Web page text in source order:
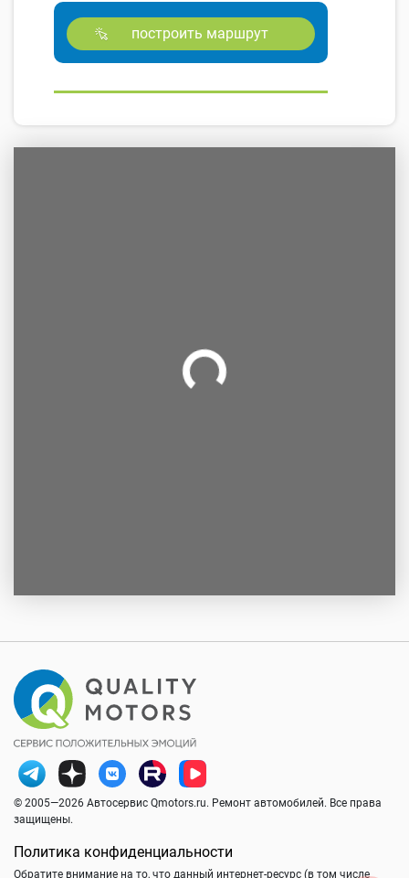
построить маршрут
© 2005—2026 Автосервис Qmotors.ru. Ремонт автомобилей. Все права
защищены.
Политика конфиденциальности
Обратите внимание на то, что данный интернет-ресурс (в том числе